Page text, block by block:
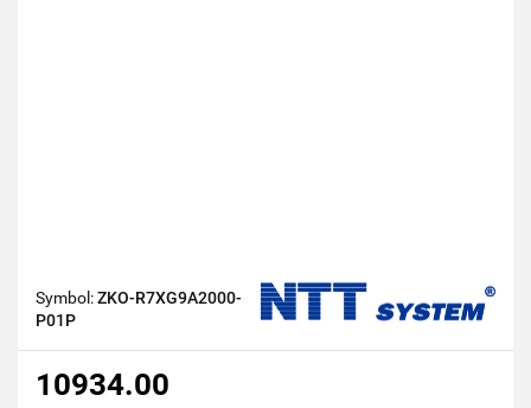
Symbol:ZKO-R7XG9A2000-
P01P
10934.00